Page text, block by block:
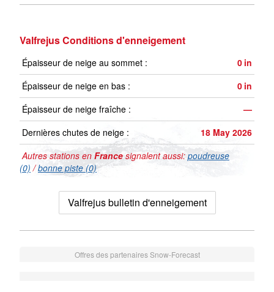
Valfrejus Conditions d'enneigement
Épaisseur de neige au sommet : 0 in
Épaisseur de neige en bas :
0 in
Épaisseur de neige fraîche :
—
Dernières chutes de neige :
18 May 2026
Autres stations en Francesignalent aussi: poudreuse
(0) /bonne piste (0)
Valfrejus bulletin d'enneigement
Offres des partenaires Snow-Forecast